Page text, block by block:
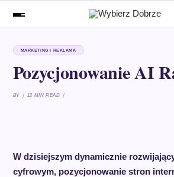
MARKETING I REKLAMA
Pozycjonowanie AI
BY 12 MIN READ
W dzisiejszym dynamicznie
cyfrowym, pozycjonowanie stron